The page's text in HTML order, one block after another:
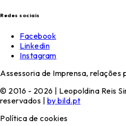
Redes sociais
Facebook
Linkedin
Instagram
Assessoria de Imprensa, relações
© 2016 - 2026 | Leopoldina Reis
reservados | by bild.pt
Política de cookies